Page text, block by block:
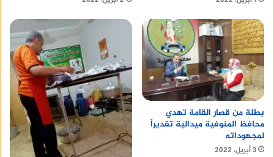
بطلة من قصار القامة تهدي
محافظ المنوفية ميدالية تقديراً
لمجهوداته
3 أبريل، 2022